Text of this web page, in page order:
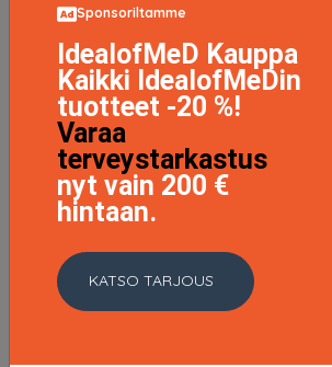
Sponsoriltamme
IdealofMeD Kauppa
Kaikki IdealofMeDin
tuotteet -20 %!
Varaa
terveystarkastus
nyt vain 200 €
hintaan.
KATSO TARJOUS